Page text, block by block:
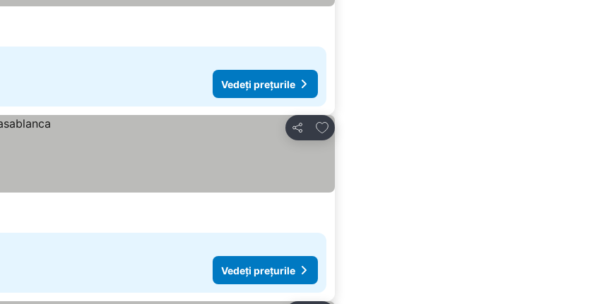
Vedeți prețurile
Distribuiți
Adăugaţi la favorite
Vedeți prețurile